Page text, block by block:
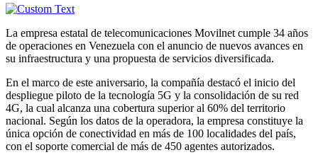
La empresa estatal de telecomunicaciones Movilnet cumple 34 años
de operaciones en Venezuela con el anuncio de nuevos avances en
su infraestructura y una propuesta de servicios diversificada.
En el marco de este aniversario, la compañía destacó el inicio del
despliegue piloto de la tecnología 5G y la consolidación de su red
4G, la cual alcanza una cobertura superior al 60% del territorio
nacional. Según los datos de la operadora, la empresa constituye la
única opción de conectividad en más de 100 localidades del país,
con el soporte comercial de más de 450 agentes autorizados.